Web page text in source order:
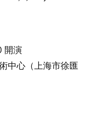
開演
中心（上海市徐匯